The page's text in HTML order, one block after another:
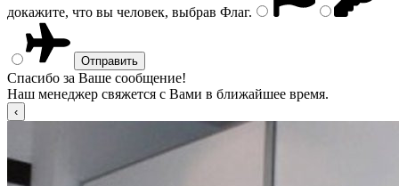
докажите, что вы человек, выбрав Флаг.
Спасибо за Ваше сообщение!
Наш менеджер свяжется с Вами в ближайшее время.